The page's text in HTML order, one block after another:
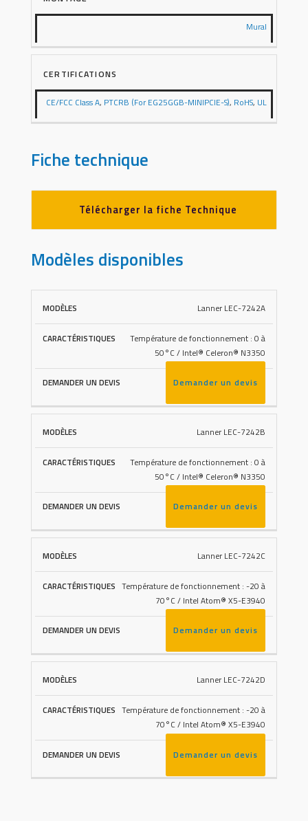
Mural
CERTIFICATIONS
CE/FCC Class A, PTCRB (For EG25GGB-MINIPCIE-S), RoHS, UL
Fiche technique
Télécharger la fiche Technique
Modèles disponibles
DEMANDER
UN DEVIS
Lanner LEC-7242A
Température de fonctionnement : 0 à
50°C / Intel® Celeron® N3350
Demander un devis
Lanner LEC-7242B
Température de fonctionnement : 0 à
50°C / Intel® Celeron® N3350
Demander un devis
Lanner LEC-7242C
Température de fonctionnement : -20 à
70°C / Intel Atom® X5-E3940
Demander un devis
Lanner LEC-7242D
Température de fonctionnement : -20 à
70°C / Intel Atom® X5-E3940
Demander un devis